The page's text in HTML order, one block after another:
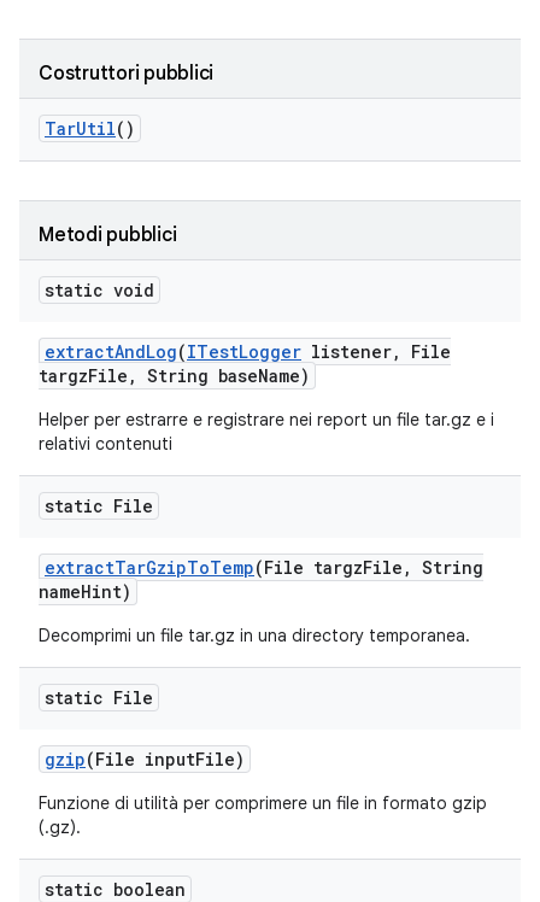
Costruttori pubblici
TarUtil()
Metodi pubblici
static void
extractAndLog(ITestLogger listener,
File
targzFile , String baseName)
Helper per estrarre e registrare nei report un file tar.gz e i
relativi contenuti
static File
extractTarGzipToTemp(File targzFile , String
nameHint)
Decomprimi un file tar.gz in una directory temporanea.
static File
gzip(File inputFile)
Funzione di utilità per comprimere un file in formato gzip
(.gz).
static boolean